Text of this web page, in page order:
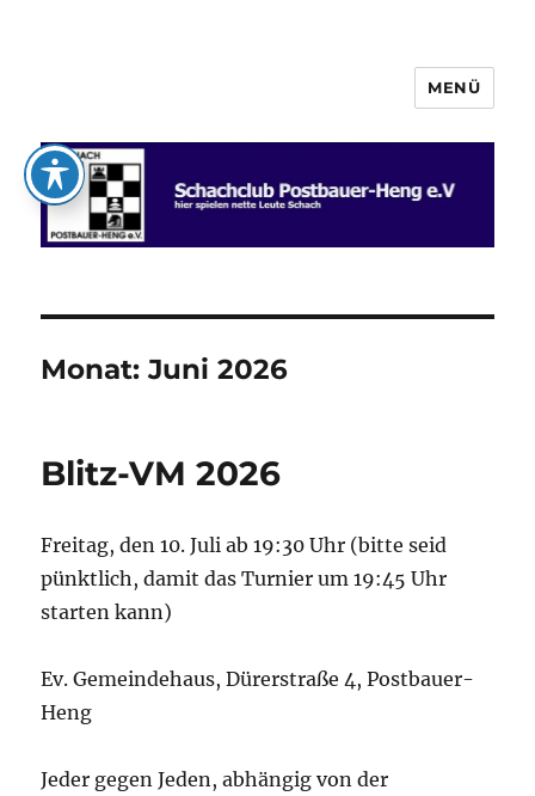
Schachclub Postbauer-Heng e.V.
MENÜ
Monat:Juni 2026
Blitz-VM 2026
Freitag, den 10. Juli ab 19:30 Uhr (bitte seid
pünktlich, damit das Turnier um 19:45 Uhr
starten kann)
Ev. Gemeindehaus, Dürerstraße 4, Postbauer-
Heng
Jeder gegen Jeden, abhängig von der